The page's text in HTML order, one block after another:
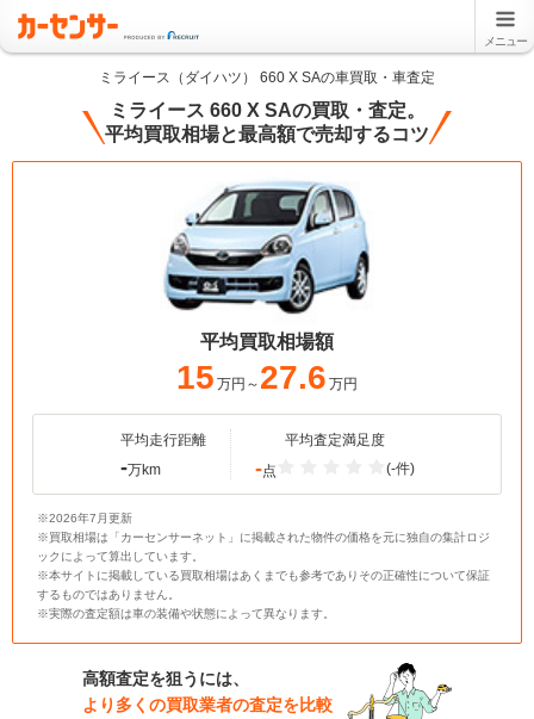
メニュー
ミライース（ダイハツ） 660 X SAの車買取・車査定
ミライース 660 X SAの買取・査定。
平均買取相場と最高額で売却するコツ
平均買取相場額
15 万円～ 27.6 万円
平均走行距離
-万km
平均査定満足度
-点 (-件)
※2026年7月更新
※買取相場は「カーセンサーネット」に掲載された物件の価格を元に独自の集計ロジ
ックによって算出しています。
※本サイトに掲載している買取相場はあくまでも参考でありその正確性について保証
するものではありません。
※実際の査定額は車の装備や状態によって異なります。
高額査定を狙うには、
より多くの買取業者の査定を比較